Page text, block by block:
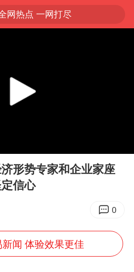
网热点 一网打尽
形势专家和企业家座
信心
0
闻 体验效果更佳